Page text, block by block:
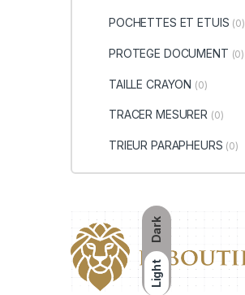
Dark
Light
POCHETTES ET ETUIS (0)
PROTEGE DOCUMENT (0)
TAILLE CRAYON (0)
TRACER MESURER (0)
TRIEUR PARAPHEURS (0)